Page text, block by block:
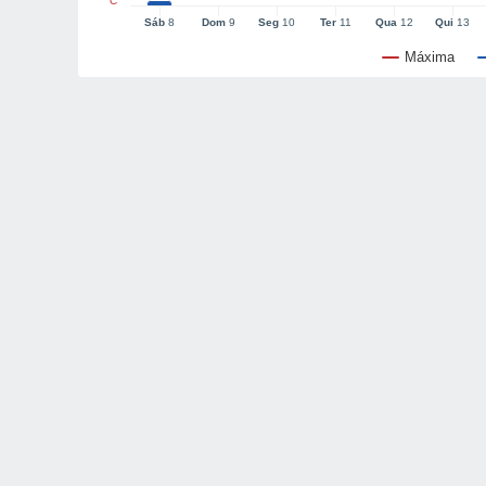
Máxima
Sáb 8 Dom9 Seg 10 Ter11 Qua 12 Qui 13